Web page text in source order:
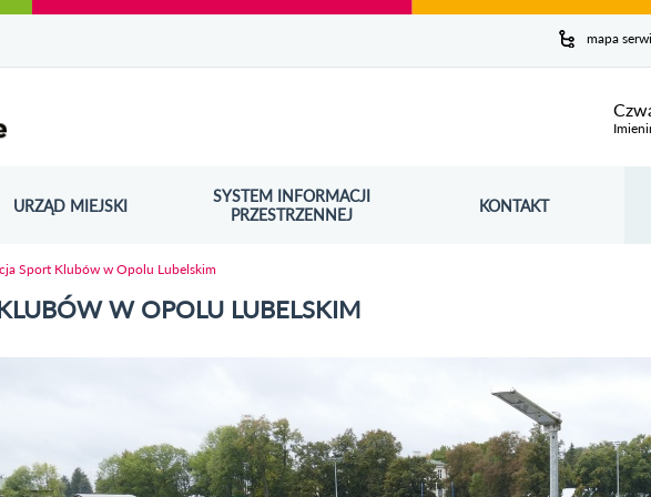
mapa
URZĄD MIEJSKI
SYSTEM INFORMACJI
PRZESTRZENNEJ
ODNOŚNIK OTWORZY SIĘ W NOWYM OKNIE KONTAKT
Sport Klubów w Opolu Lubelskim
W OPOLU LUBELSKIM